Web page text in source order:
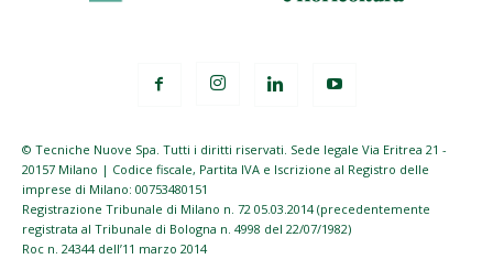
© Tecniche Nuove Spa. Tutti i diritti riservati. Sede legale Via Eritrea 21 -
20157 Milano | Codice fiscale, Partita IVA e Iscrizione al Registro delle
imprese di Milano: 00753480151
Registrazione Tribunale di Milano n. 72 05.03.2014 (precedentemente
registrata al Tribunale di Bologna n. 4998 del 22/07/1982)
Roc n. 24344 dell’11 marzo 2014